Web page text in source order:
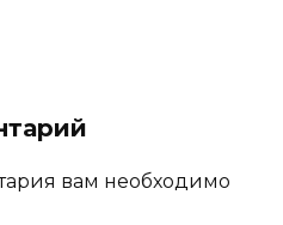
вам необходимо